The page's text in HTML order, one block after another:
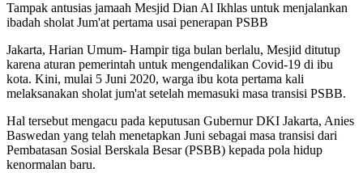
Tampak antusias jamaah Mesjid Dian Al Ikhlas untuk menjalankan
ibadah sholat Jum'at pertama usai penerapan PSBB
Jakarta, Harian Umum- Hampir tiga bulan berlalu, Mesjid ditutup
karena aturan pemerintah untuk mengendalikan Covid-19 di ibu
kota. Kini, mulai 5 Juni 2020, warga ibu kota pertama kali
melaksanakan sholat jum'at setelah memasuki masa transisi PSBB.
Hal tersebut mengacu pada keputusan Gubernur DKI Jakarta, Anies
Baswedan yang telah menetapkan Juni sebagai masa transisi dari
Pembatasan Sosial Berskala Besar (PSBB) kepada pola hidup
kenormalan baru.